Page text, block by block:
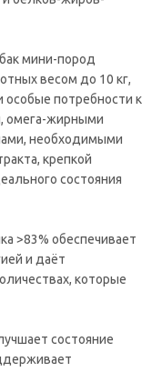
мини-пород
весом до 10 кг,
особые потребности к
омега-жирными
необходимыми
крепкой
состояния
>83% обеспечивает
и даёт
которые
состояние